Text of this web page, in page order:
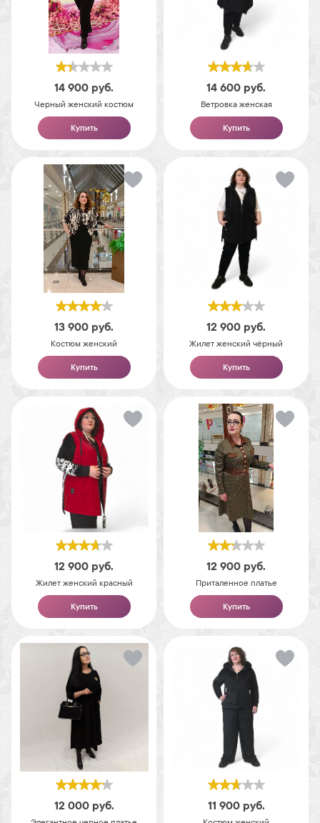
14 900 руб.
Черный женский костюм
Купить
14 600 руб.
Ветровка женская
Купить
13 900 руб.
Костюм женский
Купить
12 900 руб.
Жилет женский чёрный
Купить
12 900 руб.
Жилет женский красный
Купить
12 900 руб.
Приталенное платье
Купить
12 000 руб. 11 900 руб.